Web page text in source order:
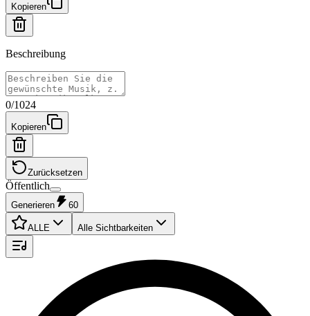
Kopieren
Beschreibung
0/1024
Kopieren
Zurücksetzen
Öffentlich
Generieren 60
ALLE Alle Sichtbarkeiten